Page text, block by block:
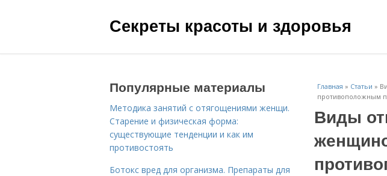
Секреты красоты и здоровья
Главная » Статьи »
противоположным
Виды
Популярные материалы
Методика занятий с отягощениями женщи.
Старение и физическая форма:
существующие тенденции и как им
противостоять
Ботокс вред для организма. Препараты для